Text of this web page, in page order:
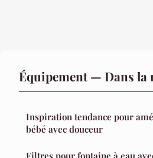
Équipement — Dans la
Inspiration tendance pour
bébé avec douceur